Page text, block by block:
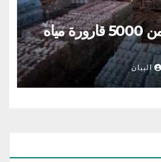
نابل: حجز أكثر من 5000 قارورة مياه
البيان